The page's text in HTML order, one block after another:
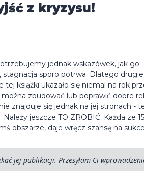
z kryzysu!
jednak wskazówek, jak go
sporo potrwa. Dlatego
tej książki ukazało się niemal na rok
zbudować lub poprawić dobre
znajduje się jednak na jej stronach -
jeszcze TO ZROBIĆ. Każda ze
obszarze, daje wręcz szansę na
jej publikacji. Przesyłam Ci